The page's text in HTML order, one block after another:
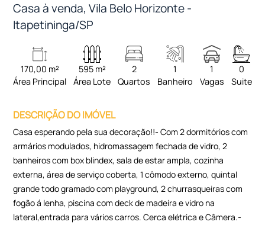
Casa à venda, Vila Belo Horizonte -
Itapetininga/SP
170,00 m²
Área Principal
595 m²
Área Lote
2
Quartos
1
Banheiro
1
Vagas
0
Suite
DESCRIÇÃO DO IMÓVEL
Casa esperando pela sua decoração!!- Com 2 dormitórios com
armários modulados, hidromassagem fechada de vidro, 2
banheiros com box blindex, sala de estar ampla, cozinha
externa, área de serviço coberta, 1 cômodo externo, quintal
grande todo gramado com playground, 2 churrasqueiras com
fogão á lenha, piscina com deck de madeira e vidro na
lateral,entrada para vários carros. Cerca elétrica e Câmera.-